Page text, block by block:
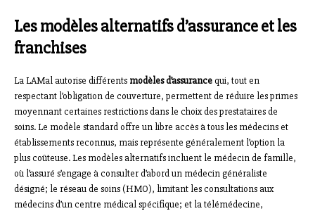
Les modèles alternatifs d’assurance et les
franchises
La LAMal autorise différents modèles d’assurancequi, tout en
respectant l’obligation de couverture, permettent de réduire les primes
moyennant certaines restrictions dans le choix des prestataires de
soins. Le modèle standard offre un libre accès à tous les médecins et
établissements reconnus, mais représente généralement l’option la
plus coûteuse. Les modèles alternatifs incluent le médecin de famille,
où l’assuré s’engage à consulter d’abord un médecin généraliste
désigné; le réseau de soins (HMO), limitant les consultations aux
médecins d’un centre médical spécifique; et la télémédecine,